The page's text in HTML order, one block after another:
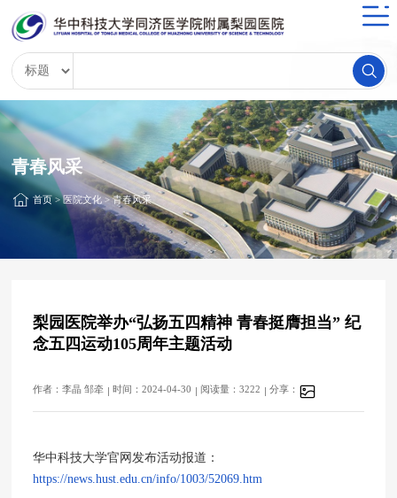
青春风采
首页>医院文化>青春风采
梨园医院举办“弘扬五四精神 青春挺膺担当” 纪
念五四运动105周年主题活动
作者：李晶 邹牵 时间：2024-04-30 阅读量：3222 分享：
华中科技大学官网发布活动报道：
https://news.hust.edu.cn/info/1003/52069.htm